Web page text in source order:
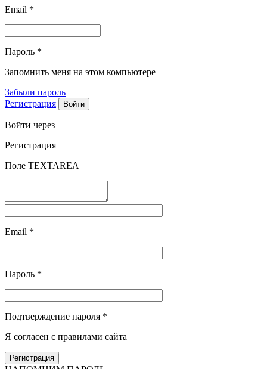
Email *
Пароль *
Запомнить меня на этом компьютере
Забыли пароль
Регистрация
Войти через
Регистрация
Поле TEXTAREA
Email *
Пароль *
Подтверждение пароля *
Я согласен с правилами сайта